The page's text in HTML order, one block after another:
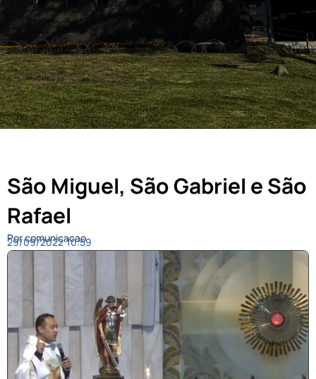
São Miguel, São Gabriel e São
Rafael
Por comunicacao
29/09/2022 10:59